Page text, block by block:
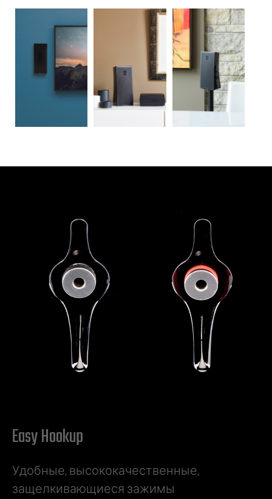
Easy Hookup
Удобные, высококачественные,
защелкивающиеся зажимы